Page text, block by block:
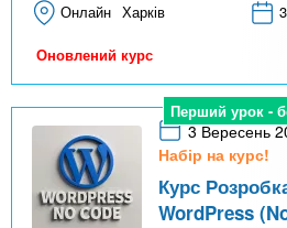
Онлайн Харків
Оновлений курс
Перший урок -
3 Вересень
Набір на курс!
Курс
WordPress